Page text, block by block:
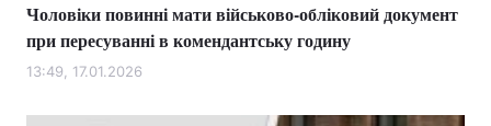
Головна Війна
Україна
Економіка Світ
Чоловіки повинні мати військово-обліковий документ
при пересуванні в комендантську годину
13:49, 17.01.2026